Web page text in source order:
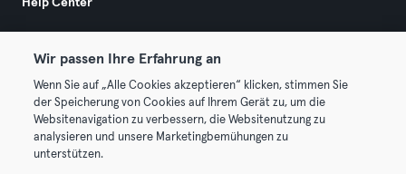
Help Center
© 2026 Urban Sports Group GmbH. All rights reserved.
AGB Datenschutz
Wir passen Ihre Erfahrung an
Wenn Sie auf „Alle Cookies akzeptieren“ klicken, stimmen Sie
der Speicherung von Cookies auf Ihrem Gerät zu, um die
Websitenavigation zu verbessern, die Websitenutzung zu
analysieren und unsere Marketingbemühungen zu
unterstützen.